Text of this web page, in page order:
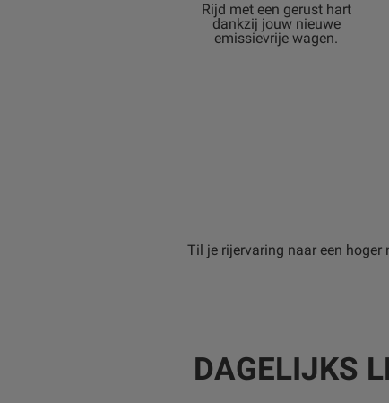
Rijd met een gerust hart
dankzij jouw nieuwe
emissievrije wagen.
Til je rijervaring naar een hoger
DAGELIJKS